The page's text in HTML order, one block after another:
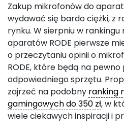
Zakup mikrofonów do
wydawać się bardo ciężki, z
rynku. W sierpniu w
aparatów RODE pierwsze
o przeczytaniu opinii o
RODE, które będą na
odpowiedniego sprzętu.
zajrzeć na podobny ranking
gamingowych do 350 zł, w
wiele ciekawych inspiracji i